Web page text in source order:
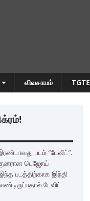
விவசாயம் TGTE
படம் “டேவிட்”.
பெஜோய்
படத்திற்காக இந்தி
டேவிட்